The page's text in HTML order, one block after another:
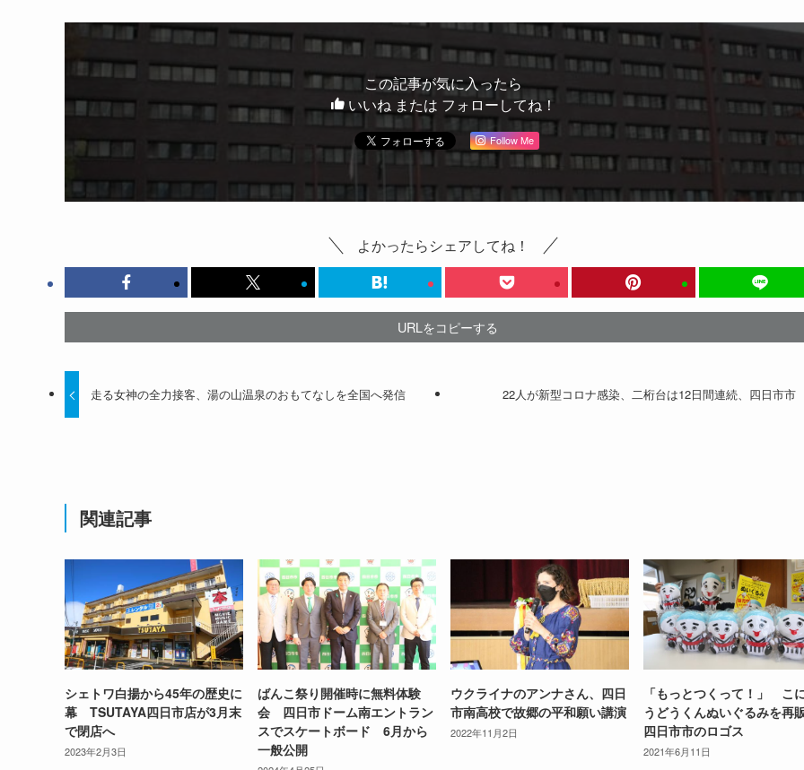
この記事が気に入ったら
いいね または フォローしてね！
Follow Me
よかったらシェアしてね！
URLをコピーする
走る女神の全力接客、湯の山温泉のおもてなしを全国へ発信 22人が新型コロナ感染、二桁台は12日間連続、四日市市
関連記事
シェトワ白揚から45年の歴史に
幕 TSUTAYA四日市店が3月末
で閉店へ
2023年2月3日
ばんこ祭り開催時に無料体験
会 四日市ドーム南エントラン
スでスケートボード 6月から
一般公開
ウクライナのアンナさん、四日
市南高校で故郷の平和願い講演
2022年11月2日
「もっとつくって！」 こ
うどうくんぬいぐるみを
四日市市のロゴス
2021年6月11日